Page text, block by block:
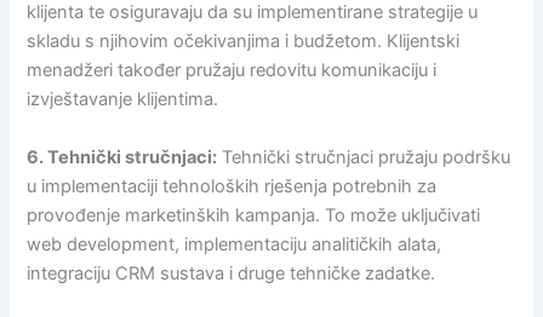
klijenta te osiguravaju da su implementirane strategije u
skladu s njihovim očekivanjima i budžetom. Klijentski
menadžeri također pružaju redovitu komunikaciju i
izvještavanje klijentima.
6. Tehnički stručnjaci: Tehnički stručnjaci pružaju podršku
u implementaciji tehnoloških rješenja potrebnih za
provođenje marketinških kampanja. To može uključivati
web development, implementaciju analitičkih alata,
integraciju CRM sustava i druge tehničke zadatke.